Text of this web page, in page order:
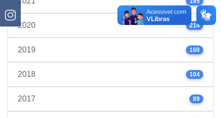
2020 214
2019 160
2018 104
2017 89